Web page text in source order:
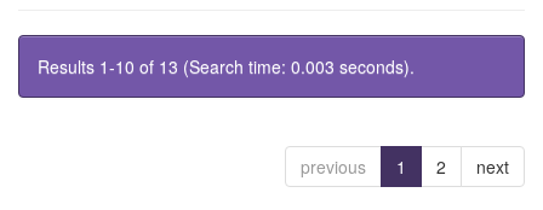
Results 1-10 of 13 (Search time: 0.003 seconds).
previous 1 2 next